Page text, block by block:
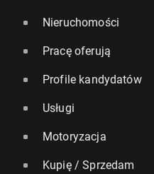
Nieruchomości
Pracę oferują
Profile kandydatów
Usługi
Motoryzacja
Kupię / Sprzedam